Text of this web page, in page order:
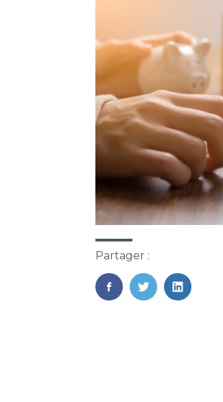
Partager :
FaceBook
TwitterLinkedIn